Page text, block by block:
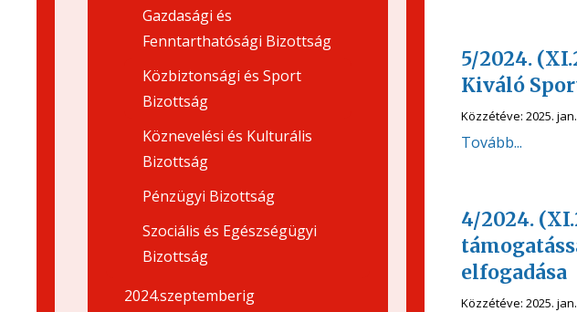
5/2024.
Kiváló
Közzétéve: 2025.
Tovább...
4/2024.
elfogadása
Közzétéve: 2025.
Gazdasági és
Fenntarthatósági Bizottság
Közbiztonsági és Sport
Bizottság
Köznevelési és Kulturális
Bizottság
Pénzügyi Bizottság
Szociális és Egészségügyi
Bizottság
2024.szeptemberig